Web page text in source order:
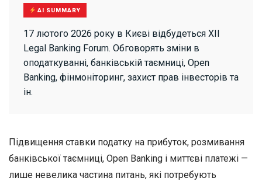
AI SUMMARY
17 лютого 2026 року в Києві відбудеться ХІІ
Legal Banking Forum. Обговорять зміни в
оподаткуванні, банківській таємниці, Open
Banking, фінмоніторинг, захист прав інвесторів та
ін.
Підвищення ставки податку на прибуток, розмивання
банківської таємниці, Open Banking і миттєві платежі —
лише невелика частина питань, які потребують